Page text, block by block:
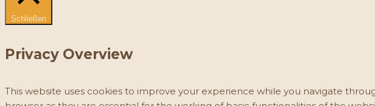
Schließen
Privacy Overview
This website uses cookies to improve your experience while you navigate